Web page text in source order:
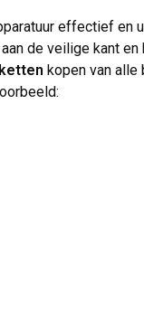
effectief en
de veilige kant
kopen van alle